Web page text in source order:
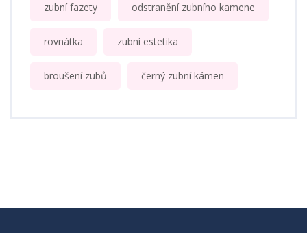
zubní fazety odstranění zubního kamene
rovnátka zubní estetika
broušení zubů černý zubní kámen